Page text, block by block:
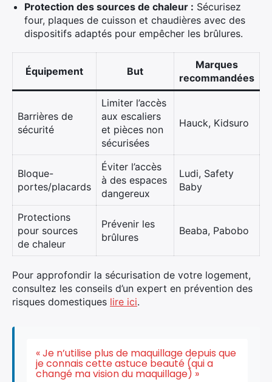
Protection des sources de chaleur : Sécurisez
four, plaques de cuisson et chaudières avec des
dispositifs adaptés pour empêcher les brûlures.
Équipement But
Marques
recommandées
Barrières de
sécurité
Limiter l’accès
aux escaliers
et pièces non
sécurisées
Hauck, Kidsuro
Bloque-
portes/placards
Éviter l’accès
à des espaces
dangereux
Ludi, Safety
Baby
Protections
pour sources
de chaleur
Prévenir les
brûlures
Beaba, Pabobo
Pour approfondir la sécurisation de votre logement,
consultez les conseils d’un expert en prévention des
risques domestiques lire ici.
« Je n’utilise plus de maquillage depuis que
je connais cette astuce beauté (qui a
changé ma vision du maquillage) »